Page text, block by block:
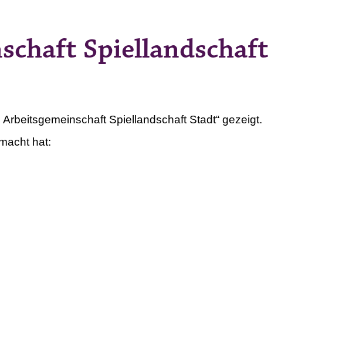
Spiellandschaft
Spiellandschaft Stadt“ gezeigt.
hat: